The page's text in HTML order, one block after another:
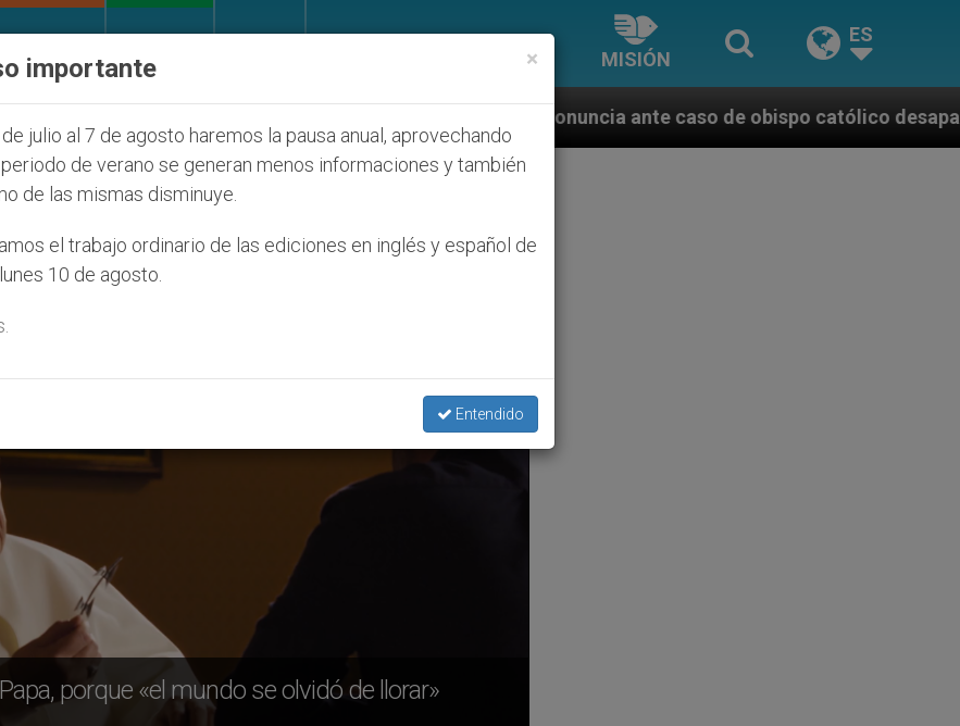
MISIÓN
ES
Juventud Seúl 2027 ONU se pronuncia ante caso de obispo católico desaparecido por la
porque «el mundo se olvidó de llorar»
×
importante
julio al 7 de agosto haremos la pausa anual, aprovechando
de verano se generan menos informaciones y también
de las mismas disminuye.
el trabajo ordinario de las ediciones en inglés y español de
10 de agosto.
Entendido